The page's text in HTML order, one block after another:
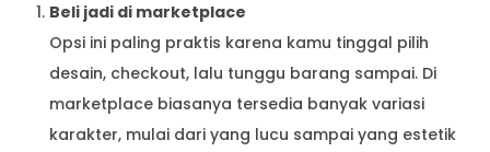
Beli jadi di marketplace
Opsi ini paling praktis karena kamu tinggal pilih
desain, checkout, lalu tunggu barang sampai. Di
marketplace biasanya tersedia banyak variasi
karakter, mulai dari yang lucu sampai yang estetik